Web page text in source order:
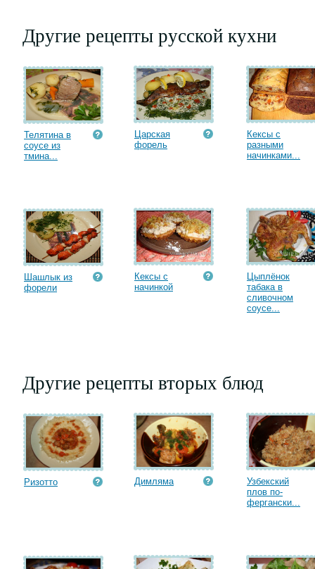
Другие рецепты русской кухни
Телятина в
соусе из
тмина...
Царская
форель
Кексы с
разными
начинками...
Шашлык из
форели
Кексы с
начинкой
Цыплёнок
табака в
сливочном
соусе...
Другие рецепты вторых блюд
Ризотто Димляма
Узбекский
плов по-
фергански...